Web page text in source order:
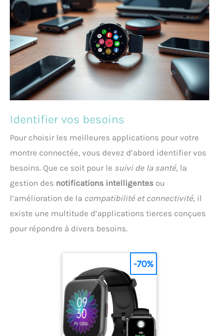
Identifier vos besoins
Pour choisir les meilleures applications pour votre
montre connectée, vous devez d’abord identifier vos
besoins. Que ce soit pour le suivi de la santé, la
gestion des notifications intelligentes ou
l’amélioration de la compatibilité et connectivité, il
existe une multitude d’applications tierces conçues
pour répondre à divers besoins.
-70%